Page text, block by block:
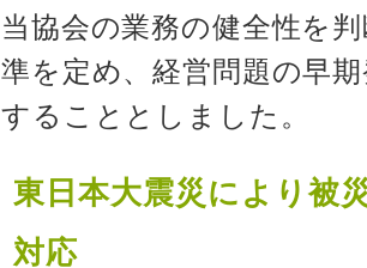
当協会の業務の健全性を
準を定め、経営問題の早
することとしました。
東日本大震災により被
対応